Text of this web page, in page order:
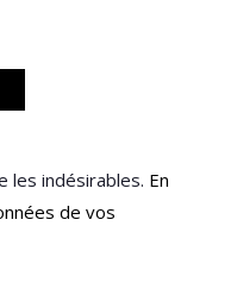
les indésirables. En
de vos